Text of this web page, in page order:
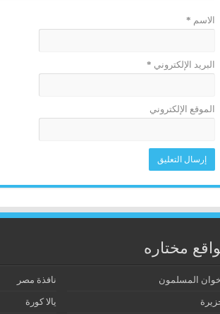
الاسم *
البريد الإلكتروني *
الموقع الإلكتروني
مختاره
المسلمون نافذة مصر
يالا كورة